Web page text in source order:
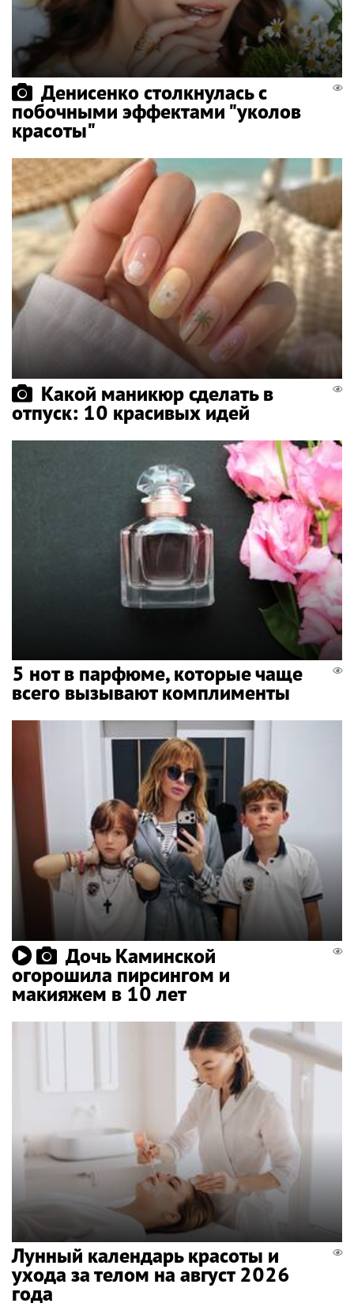
Денисенко столкнулась с
побочными эффектами "уколов
красоты"
Какой маникюр сделать в
отпуск: 10 красивых идей
5 нот в парфюме, которые чаще
всего вызывают комплименты
Дочь Каминской
огорошила пирсингом и
макияжем в 10 лет
Лунный календарь красоты и
ухода за телом на август 2026
года